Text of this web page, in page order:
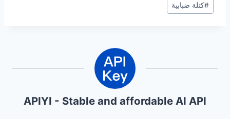
#كتلة ضبابية
APIYI - Stable and affordable AI API